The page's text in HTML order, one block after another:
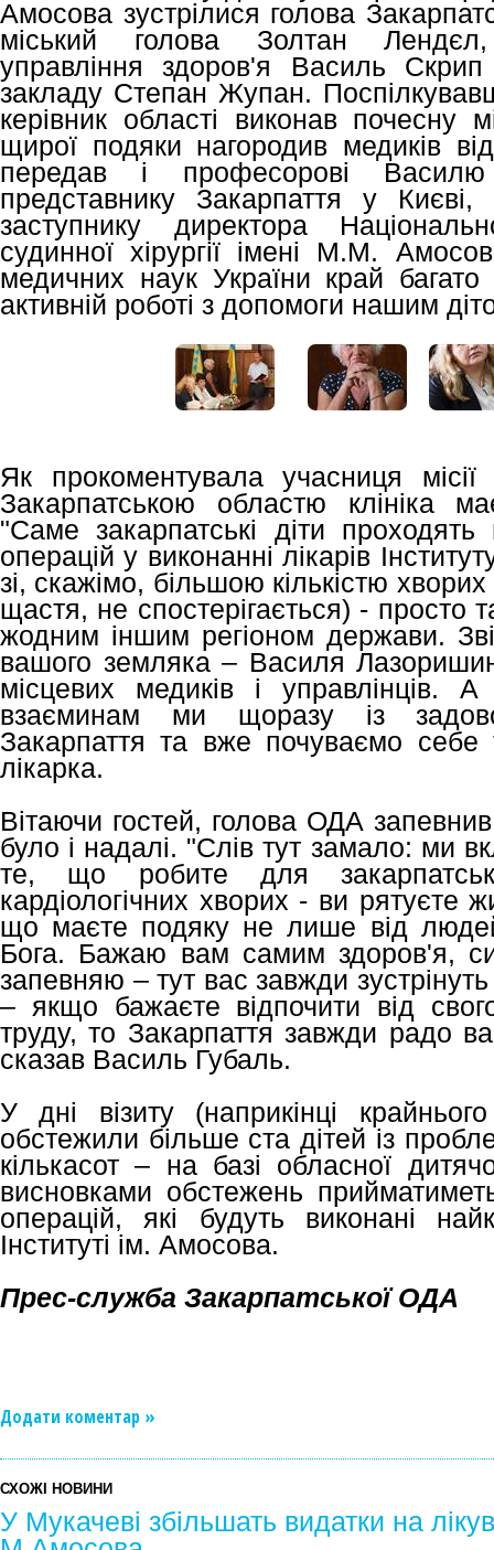
Амосова зустрілися голова
міський голова Золтан
управління здоров'я Василь Скрип
закладу Степан Жупан.
керівник області виконав почесну
щирої подяки нагородив медиків
передав і професорові
представнику Закарпаття у
заступнику директора
судинної хірургії імені М.М.
медичних наук України край
активній роботі з допомоги нашим
Як прокоментувала учасниця
Закарпатською областю клініка
"Саме закарпатські діти
операцій у виконанні лікарів
зі, скажімо, більшою кількістю
щастя, не спостерігається) - просто
жодним іншим регіоном держави.
вашого земляка – Василя
місцевих медиків і управлінців.
взаєминам ми щоразу із
Закарпаття та вже почуваємо
лікарка.
Вітаючи гостей, голова ОДА
було і надалі. "Слів тут замало: ми
те, що робите для
кардіологічних хворих - ви рятуєте
що маєте подяку не лише від
Бога. Бажаю вам самим здоров'я,
запевняю – тут вас завжди
– якщо бажаєте відпочити від
труду, то Закарпаття завжди радо
сказав Василь Губаль.
У дні візиту (наприкінці
обстежили більше ста дітей із
кількасот – на базі обласної
висновками обстежень
операцій, які будуть виконані
Інституті ім. Амосова.
Прес-служба Закарпатської ОДА
Додати коментар »
СХОЖІ НОВИНИ
У Мукачеві збільшать видатки на